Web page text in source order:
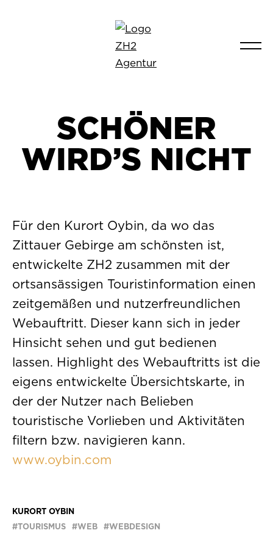
SCHÖNER
WIRD’S NICHT
Für den Kurort Oybin, da wo das
Zittauer Gebirge am schönsten ist,
entwickelte ZH2 zusammen mit der
ortsansässigen Touristinformation einen
zeitgemäßen und nutzerfreundlichen
Webauftritt. Dieser kann sich in jeder
Hinsicht sehen und gut bedienen
lassen. Highlight des Webauftritts ist die
eigens entwickelte Übersichtskarte, in
der der Nutzer nach Belieben
touristische Vorlieben und Aktivitäten
filtern bzw. navigieren kann.
www.oybin.com
KURORT OYBIN
TOURISMUS
WEB WEBDESIGN